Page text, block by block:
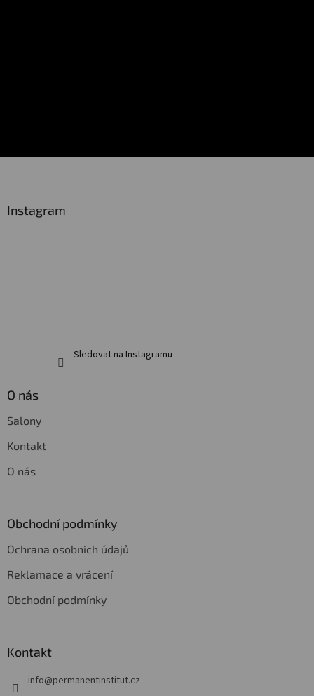
Instagram
Sledovat na Instagramu
O nás
Salony
Kontakt
O nás
Obchodní podmínky
Ochrana osobních údajů
Reklamace a vrácení
Obchodní podmínky
Kontakt
info@permanentinstitut.cz